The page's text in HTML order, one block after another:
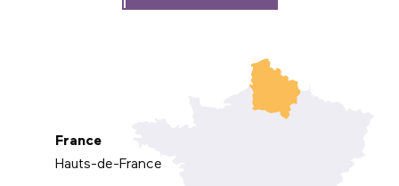
France
Hauts-de-France